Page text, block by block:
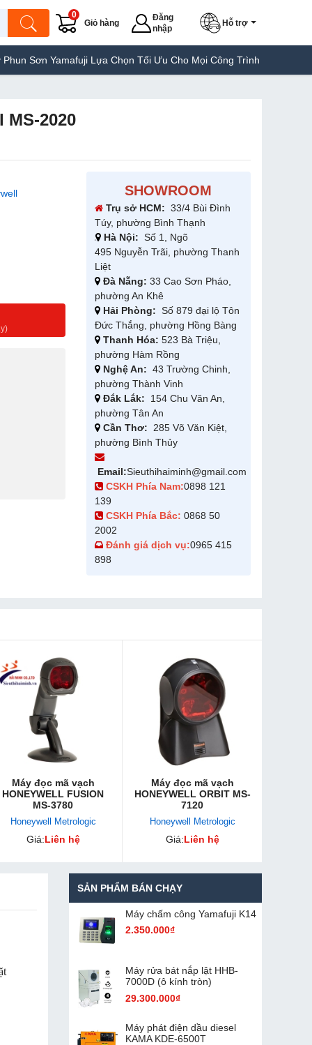
Giỏ hàng
0
Đăng
nhập
Hỗ trợ
Lựa Chọn Tối Ưu Cho Mọi Công Trình Máy Hàn Túi
MS-2020
SHOWROOM
Trụ sở HCM: 33/4 Bùi Đình
Túy, phường Bình Thạnh
Hà Nội: Số 1, Ngõ
495 Nguyễn Trãi, phường Thanh
Liệt
Đà Nẵng: 33 Cao Sơn Pháo,
phường An Khê
Hải Phòng: Số 879 đại lộ Tôn
Đức Thắng, phường Hồng Bàng
Thanh Hóa: 523 Bà Triệu,
phường Hàm Rồng
Nghệ An: 43 Trường Chinh,
phường Thành Vinh
Đắk Lắk: 154 Chu Văn An,
phường Tân An
Cần Thơ: 285 Võ Văn Kiệt,
phường Bình Thủy
Email:Sieuthihaiminh@gmail.com
CSKH Phía Nam:0898 121
139
CSKH Phía Bắc: 0868 50
2002
Đánh giá dịch vụ:0965 415
898
Máy đọc mã vạch
HONEYWELL FUSION
MS-3780
Honeywell Metrologic
Giá:Liên hệ
Máy đọc mã vạch
HONEYWELL ORBIT MS-
7120
Honeywell Metrologic
Giá:Liên hệ
SẢN PHẨM BÁN CHẠY
Máy chấm cô​ng Yamafuji K14
2.350.000₫
Máy rửa bát nắp lật HHB-
7000D (ô kính tròn)
29.300.000₫
Máy phát điện dầu diesel
KAMA KDE-6500T